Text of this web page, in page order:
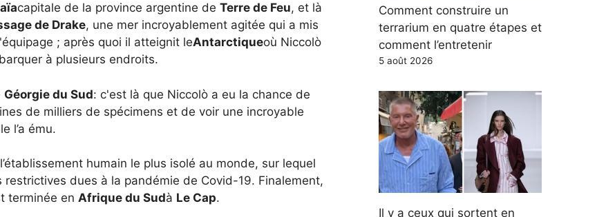
capitale de la province argentine de Terre de Feu, et là
de Drake, une mer incroyablement agitée qui a mis
; après quoi il atteignit leAntarctiqueoù Niccolò
à plusieurs endroits.
Géorgie du Sud: c'est là que Niccolò a eu la chance de
de milliers de spécimens et de voir une incroyable
l’a ému.
humain le plus isolé au monde, sur lequel
restrictives dues à la pandémie de Covid-19. Finalement,
terminée en Afrique du Sudà Le Cap.
Comment construire un
terrarium en quatre étapes et
comment l’entretenir
5 août 2026
Il y a ceux qui sortent en